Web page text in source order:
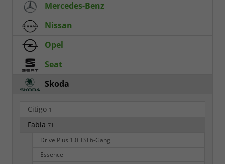
Mercedes-Benz
Nissan
Opel
Seat
Skoda
Citigo 1
Fabia 71
Drive Plus 1.0 TSI 6-Gang
Essence